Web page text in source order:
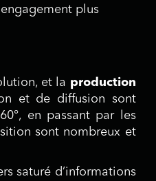
plus
et la production
et de diffusion sont
en passant par les
sont nombreux et
saturé d’informations